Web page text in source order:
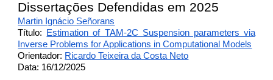
Dissertações Defendidas em 2025
Martin Ignácio Señorans
Título:
Estimation of TAM-2C Suspension parameters via
Inverse Problems for Applications in Computational Models
Orientador: Ricardo Teixeira da Costa Neto
Data: 16/12/2025